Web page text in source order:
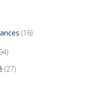
(16)
(27)